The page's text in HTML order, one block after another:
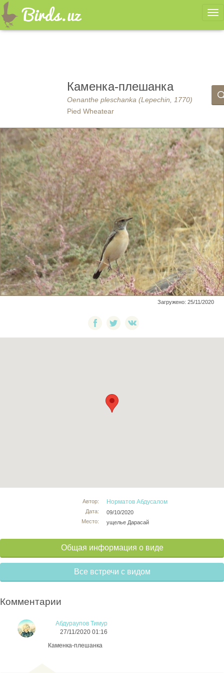
Каменка-плешанка
Oenanthe pleschanka (Lepechin, 1770)
Pied Wheatear
Загружено: 25/11/2020
Автор:
Дата:
Место:
Норматов Абдусалом
09/10/2020
ущелье Дарасай
Общая информация о виде
Все встречи с видом
Комментарии
Абдураупов Тимур
27/11/2020 01:16
Каменка-плешанка